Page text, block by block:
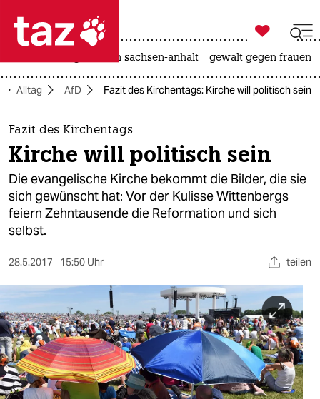
 taz zahl ich
taz zahl ich
themen
politik
öko
gesellschaft
kultur
sport
berlin
nord
wahrheit

taz zahl ich
landtagswahl in sachsen-anhalt gewalt gegen frauen
Alltag AfD Fazit des Kirchentags: Kirche will politisch sein
Fazit des Kirchentags
Kirche will politisch sein
Die evangelische Kirche bekommt die Bilder, die sie
sich gewünscht hat: Vor der Kulisse Wittenbergs
feiern Zehntausende die Reformation und sich
selbst.
28.5.2017 15:50 Uhr teilen